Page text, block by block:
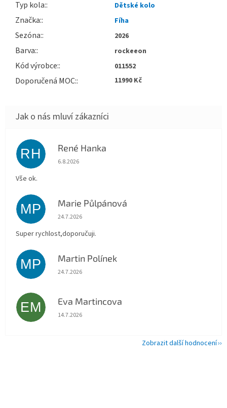
Typ kola: Dětské kolo
Značka: Fíha
Sezóna: 2026
Barva: rockeeon
Kód výrobce: 011552
Doporučená MOC: 11990 Kč
RH René Hanka
Hodnocení obchodu je 5 z 5 hvězdiček.
6.8.2026
Vše ok.
MP Marie Půlpánová
Hodnocení obchodu je 5 z 5 hvězdiček.
24.7.2026
Super rychlost,doporučuji.
MP Martin Polínek
Hodnocení obchodu je 5 z 5 hvězdiček.
24.7.2026
EM Eva Martincova
Hodnocení obchodu je 5 z 5 hvězdiček.
14.7.2026
Zobrazit další hodnocení